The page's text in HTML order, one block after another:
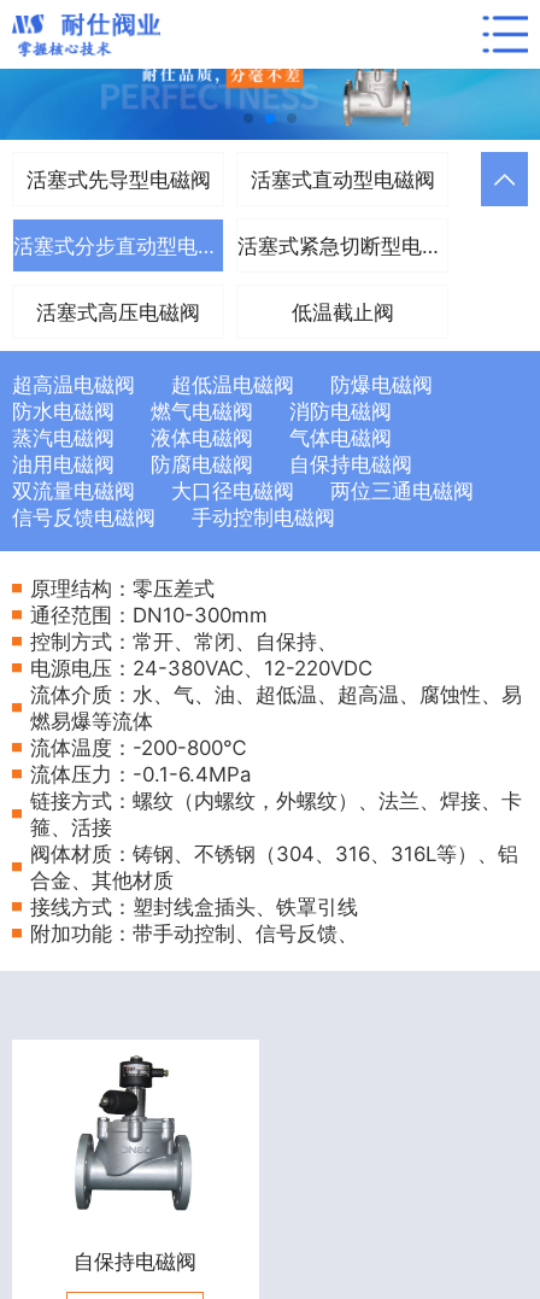
活塞式先导型电磁阀 活塞式直动型电磁阀
活塞式分步直动型电磁阀 活塞式紧急切断型电磁阀
活塞式高压电磁阀 低温截止阀
超高温电磁阀 超低温电磁阀
防爆电磁阀
防水电磁阀
燃气电磁阀
消防电磁阀
蒸汽电磁阀
液体电磁阀
气体电磁阀
油用电磁阀
防腐电磁阀
自保持电磁阀
双流量电磁阀
大口径电磁阀
两位三通电磁阀
信号反馈电磁阀
手动控制电磁阀
原理结构：零压差式
通径范围：DN10-300mm
控制方式：常开、常闭、自保持、
电源电压：24-380VAC、12-220VDC
流体介质：水、气、油、超低温、超高温、腐蚀性、易
燃易爆等流体
流体温度：-200-800℃
流体压力：-0.1-6.4MPa
链接方式：螺纹（内螺纹，外螺纹）、法兰、焊接、卡
箍、活接
阀体材质：铸钢、不锈钢（304、316、316L等）、铝
合金、其他材质
接线方式：塑封线盒插头、铁罩引线
附加功能：带手动控制、信号反馈、
自保持电磁阀